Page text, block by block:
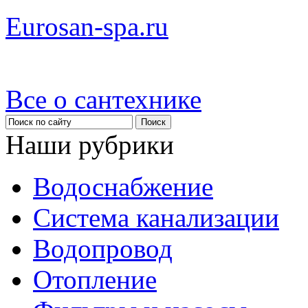
Eurosan-spa.ru
Все о сантехнике
Наши рубрики
Водоснабжение
Система канализации
Водопровод
Отопление